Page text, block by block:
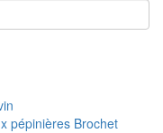
pépinières Brochet